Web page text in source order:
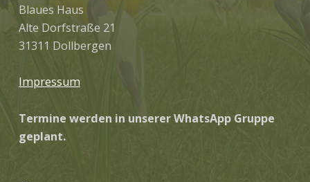
Blaues Haus
Alte Dorfstraße 21
31311 Dollbergen
Impressum
Termine werden in unserer WhatsApp Gruppe
geplant.